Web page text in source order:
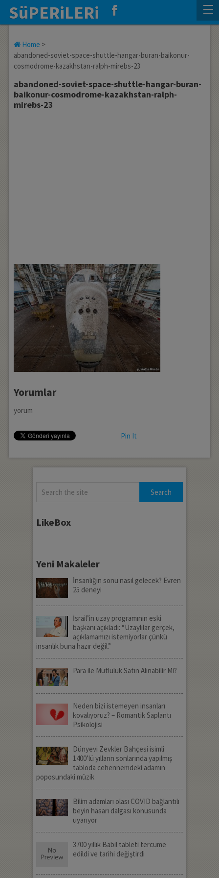
SüPERiLERi
Home >
abandoned-soviet-space-shuttle-hangar-buran-baikonur-
cosmodrome-kazakhstan-ralph-mirebs-23
abandoned-soviet-space-shuttle-hangar-buran-
baikonur-cosmodrome-kazakhstan-ralph-
mirebs-23
Yorumlar
yorum
Pin It
LikeBox
Yeni Makaleler
İnsanlığın sonu nasıl gelecek? Evren
25 deneyi
İsrail’in uzay programının eski
başkanı açıkladı: “Uzaylılar gerçek,
açıklamamızı istemiyorlar çünkü
insanlık buna hazır değil.”
Para ile Mutluluk Satın Alınabilir Mi?
Neden bizi istemeyen insanları
kovalıyoruz? – Romantik Saplantı
Psikolojisi
Dünyevi Zevkler Bahçesi isimli
1400’lü yılların sonlarında yapılmış
tabloda cehennemdeki adamın
poposundaki müzik
Bilim adamları olası COVID bağlantılı
beyin hasarı dalgası konusunda
uyarıyor
3700 yıllık Babil tableti tercüme
edildi ve tarihi değiştirdi